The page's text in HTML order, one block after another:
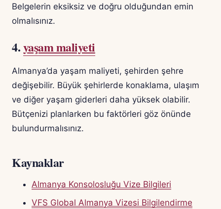
Belgelerin eksiksiz ve doğru olduğundan emin
olmalısınız.
4.yaşam maliyeti
Almanya’da yaşam maliyeti, şehirden şehre
değişebilir. Büyük şehirlerde konaklama, ulaşım
ve diğer yaşam giderleri daha yüksek olabilir.
Bütçenizi planlarken bu faktörleri göz önünde
bulundurmalısınız.
Kaynaklar
Almanya Konsolosluğu Vize Bilgileri
VFS Global Almanya Vizesi Bilgilendirme